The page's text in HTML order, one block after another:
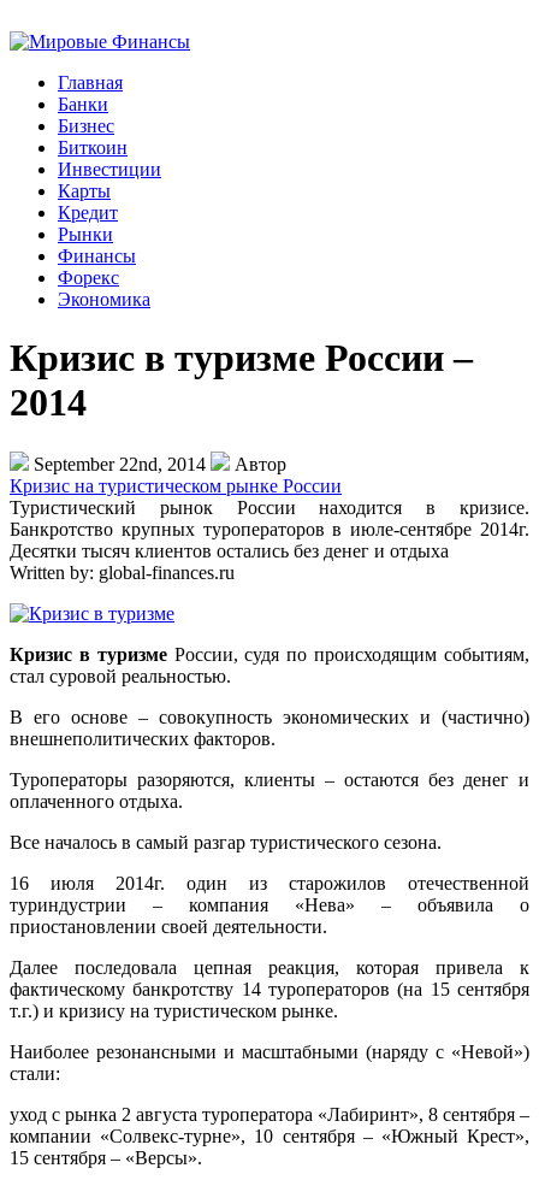
Главная
Банки
Бизнес
Биткоин
Инвестиции
Карты
Кредит
Рынки
Финансы
Форекс
Экономика
Кризис в туризме России –
2014
September 22nd, 2014
Автор
Кризис на туристическом рынке России
Туристический рынок России находится в кризисе.
Банкротство крупных туроператоров в июле-сентябре 2014г.
Десятки тысяч клиентов остались без денег и отдыха
Written by: global-finances.ru
Кризис в туризмеРоссии, судя по происходящим событиям,
стал суровой реальностью.
В его основе – совокупность экономических и (частично)
внешнеполитических факторов.
Туроператоры разоряются, клиенты – остаются без денег и
оплаченного отдыха.
Все началось в самый разгар туристического сезона.
16 июля 2014г. один из старожилов отечественной
туриндустрии – компания «Нева» – объявила о
приостановлении своей деятельности.
Далее последовала цепная реакция, которая привела к
фактическому банкротству 14 туроператоров (на 15 сентября
т.г.) и кризису на туристическом рынке.
Наиболее резонансными и масштабными (наряду с «Невой»)
стали:
уход с рынка 2 августа туроператора «Лабиринт», 8 сентября –
компании «Солвекс-турне», 10 сентября – «Южный Крест»,
15 сентября – «Версы».